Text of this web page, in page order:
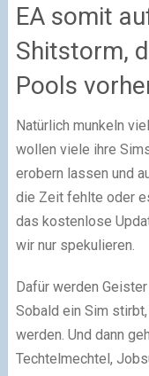
EA somit
Shitstorm,
Pools
Natürlich munkeln
wollen viele ihre
erobern lassen und
die Zeit fehlte oder
das kostenlose
wir nur spekulieren.
Dafür werden
Sobald ein Sim
werden. Und dann
Techtelmechtel,